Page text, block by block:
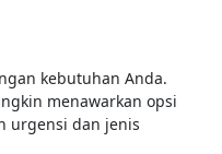
kebutuhan Anda.
menawarkan opsi
urgensi dan jenis